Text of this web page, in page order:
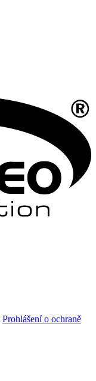
Prohlášení o ochraně